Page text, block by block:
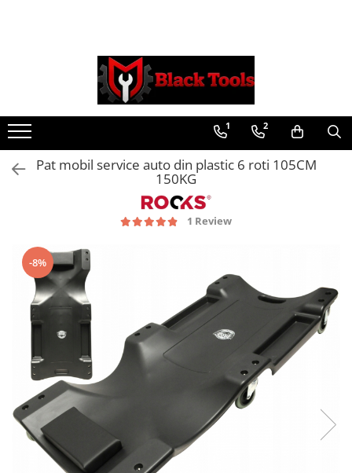
Scule Service Auto
Chei Si Truse De Chei
Chei combinate
Chei Combinate Cu Clichet
Chei Cotite
Clesti pentru sertizat
Clesti pentru sigurante
Clesti reglabili pentru tevi
Clesti service auto
Clesti universali
Clima/Aer conditionat
Cricuri cutie viteze
Dispozitive de sablat & accesorii
Dispozitive spalat piese
Dulapuri Bancuri Carucioare
1 2
Pat mobil service auto din plastic 6 roti 105CM
150KG
1 Review
-8%